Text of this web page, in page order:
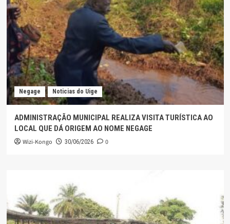
Negage Noticias do Uige
ADMINISTRAÇÃO MUNICIPAL REALIZA VISITA TURÍSTICA AO
LOCAL QUE DÁ ORIGEM AO NOME NEGAGE
Wizi-Kongo 30/06/2026 0